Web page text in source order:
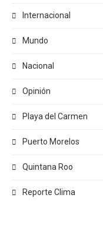
Internacional
Mundo
Nacional
Opinión
Playa del Carmen
Puerto Morelos
Quintana Roo
Reporte Clima